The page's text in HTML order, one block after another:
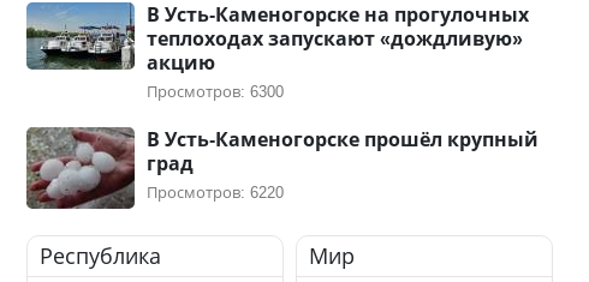
В Усть-Каменогорске на прогулочных
теплоходах запускают «дождливую»
акцию
Просмотров: 6300
В Усть-Каменогорске прошёл крупный
град
Просмотров: 6220
Республика Мир